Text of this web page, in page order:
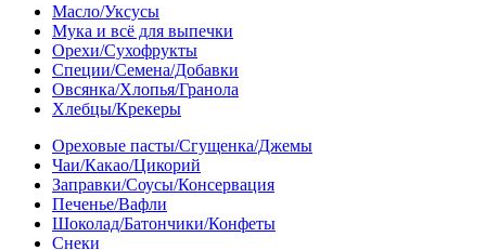
Масло/Уксусы
Мука и всё для выпечки
Орехи/Сухофрукты
Специи/Семена/Добавки
Овсянка/Хлопья/Гранола
Хлебцы/Крекеры
Ореховые пасты/Сгущенка/Джемы
Чаи/Какао/Цикорий
Заправки/Соусы/Консервация
Печенье/Вафли
Шоколад/Батончики/Конфеты
Снеки